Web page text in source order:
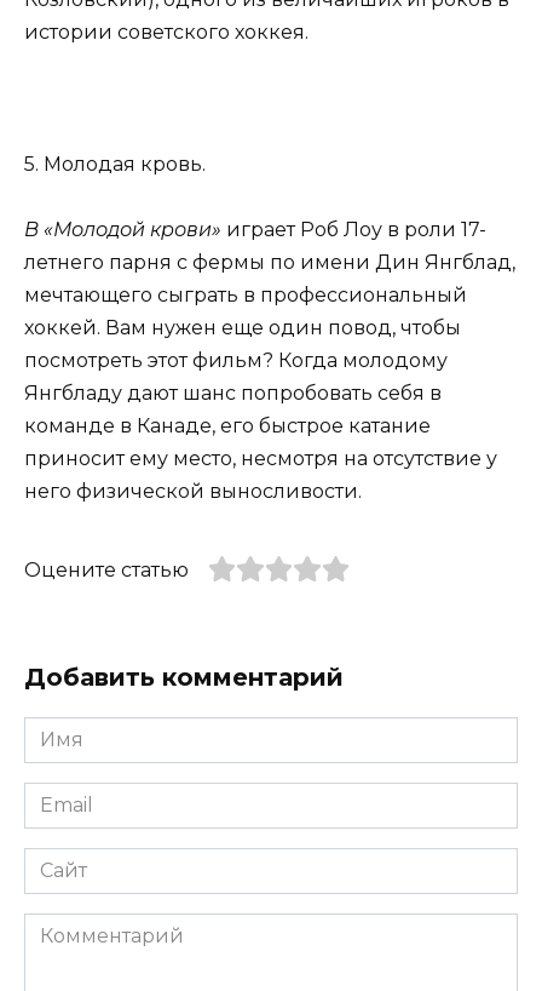
истории советского хоккея.
5. Молодая кровь.
В «Молодой крови» играет Роб Лоу в роли 17-
летнего парня с фермы по имени Дин Янгблад,
мечтающего сыграть в профессиональный
хоккей. Вам нужен еще один повод, чтобы
посмотреть этот фильм? Когда молодому
Янгбладу дают шанс попробовать себя в
команде в Канаде, его быстрое катание
приносит ему место, несмотря на отсутствие у
него физической выносливости.
Оцените статью
Добавить комментарий
Имя
*
Email
*
Сайт
Комментарий